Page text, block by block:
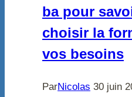
ba pour
choisir la
vos besoins
ParNicolas 30 juin